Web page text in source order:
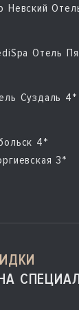
Невский
Отель
Суздаль 4*
4*
3*